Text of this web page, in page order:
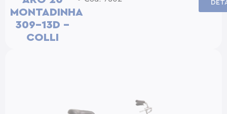
MONTADINHA
309-13D –
COLLI